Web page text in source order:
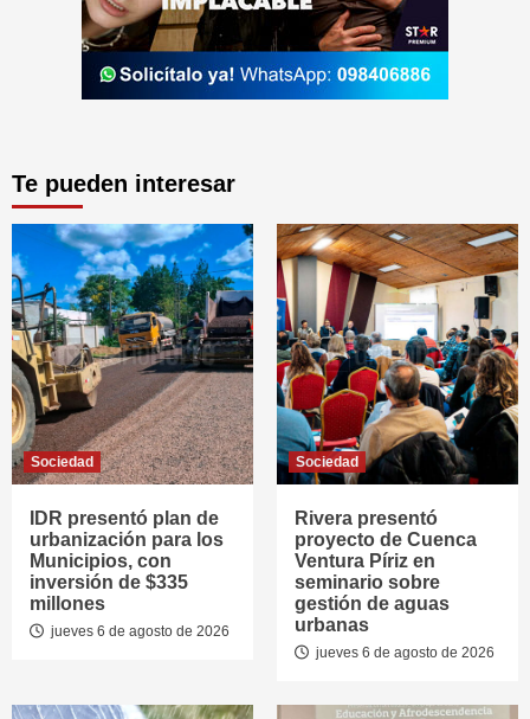
Te pueden interesar
Sociedad
IDR presentó plan de
urbanización para los
Municipios, con
inversión de $335
millones
jueves 6 de agosto de 2026
Sociedad
Rivera presentó
proyecto de Cuenca
Ventura Píriz en
seminario sobre
gestión de aguas
urbanas
jueves 6 de agosto de 2026